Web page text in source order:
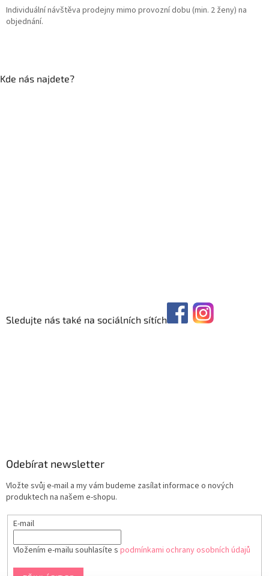
Individuální návštěva prodejny mimo provozní dobu (min. 2 ženy) na
objednání.
Kde nás najdete?
Sledujte nás také na sociálních sítích
Odebírat newsletter
Vložte svůj e-mail a my vám budeme zasílat informace o nových
produktech na našem e-shopu.
E-mail
Vložením e-mailu souhlasíte s podmínkami ochrany osobních údajů